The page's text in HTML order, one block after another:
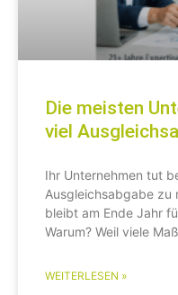
Die meisten
viel
Ihr Unternehmen tut
Ausgleichsabgabe zu
bleibt am Ende Jahr
Warum? Weil viele
WEITERLESEN »